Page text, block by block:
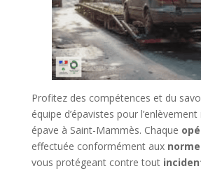
Profitez des compétences et du
équipe d’épavistes pour
épave à Saint-Mammès. Chaque
effectuée conformément aux
vous protégeant contre tout